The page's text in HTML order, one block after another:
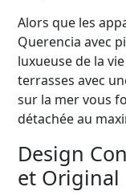
Alors que les
Querencia avec
luxueuse de la
terrasses avec
sur la mer vous
détachée au
Design
et Original